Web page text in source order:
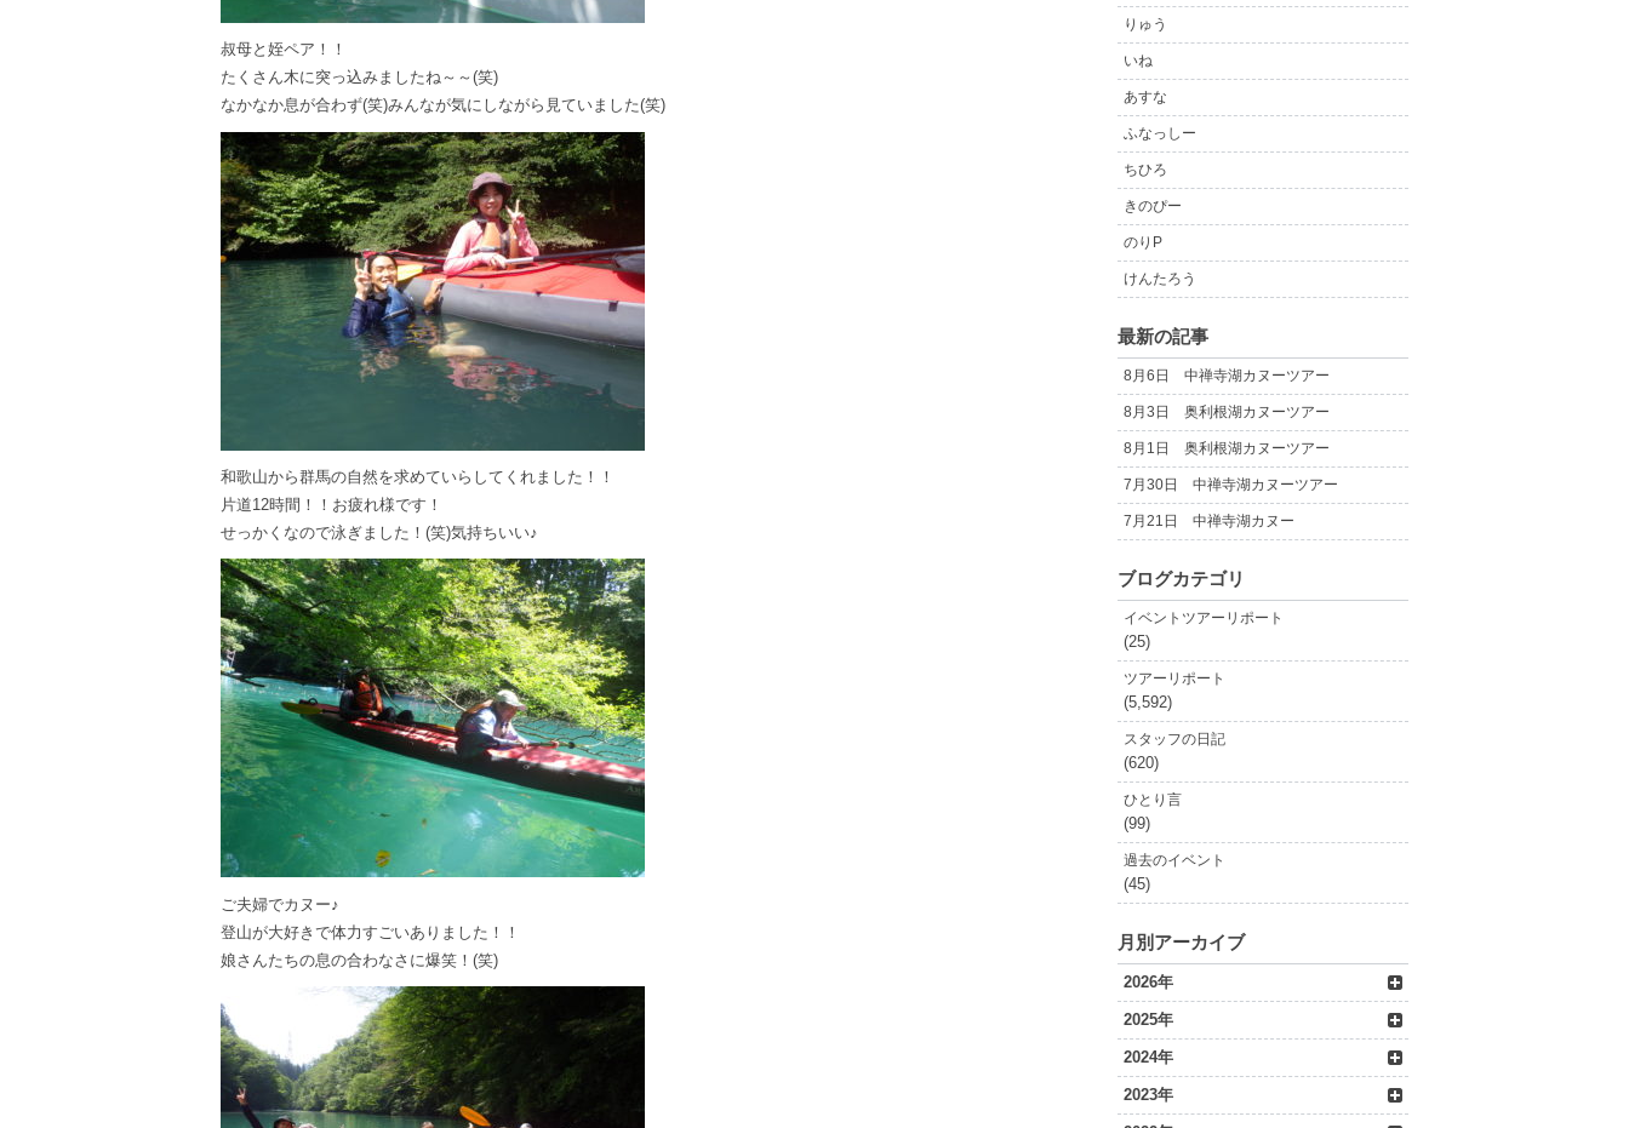
叔母と姪ペア！！
たくさん木に突っ込みましたね～～(笑)
なかなか息が合わず(笑)みんなが気にしながら見ていました(笑)
和歌山から群馬の自然を求めていらしてくれました！！
片道12時間！！お疲れ様です！
せっかくなので泳ぎました！(笑)気持ちいい♪
ご夫婦でカヌー♪
登山が大好きで体力すごいありました！！
娘さんたちの息の合わなさに爆笑！(笑)
りゅう
いね
あすな
ふなっしー
ちひろ
きのぴー
のりP
けんたろう
最新の記事
8月6日 中禅寺湖カヌーツアー
8月3日 奥利根湖カヌーツアー
8月1日 奥利根湖カヌーツアー
7月30日 中禅寺湖カヌーツアー
7月21日 中禅寺湖カヌー
ブログカテゴリ
イベントツアーリポート
(25)
ツアーリポート
(5,592)
スタッフの日記
(620)
ひとり言
(99)
過去のイベント
(45)
月別アーカイブ
2026年
2025年
2024年
2023年